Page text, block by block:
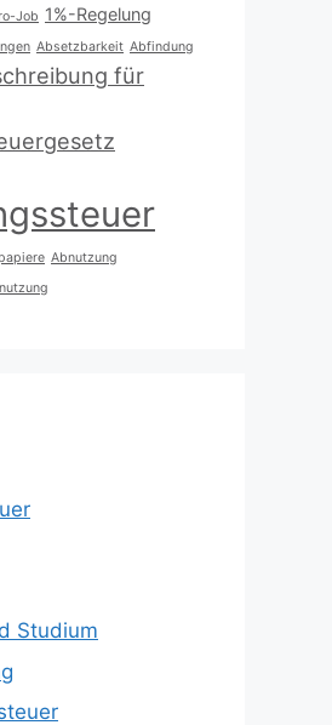
Job 1%-Regelung
Absetzbarkeit Abfindung
für
Abnutzung
Studium